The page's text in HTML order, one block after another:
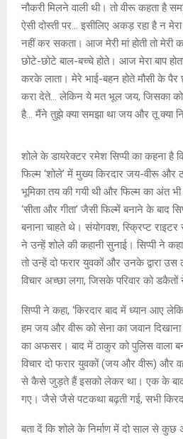
नौकरी मिलने वाली थी। तो वीरू कहता है
ऐसी दोस्ती पर… इसीलिए अकड़ रहा है न
नहीं कर सकता। आज मेरी मां होती तो मेरी
छोटे-छोटे बाल-बच्चे होते। आज मेरा बाप
करके लाता। मेरे भाई-बहन होते मौसी के पैर
करा देते… लेकिन ये मत भूल जय, जिसका कोई
है… मैंने तुझे क्या समझा था जय और तू क्या
शोले के डायरेक्टर रमेश सिप्पी का कहना है
फिल्म ‘शोले’ में मुख्य किरदार जय-वीरू और
भूमिका तय की गयी थी और फिल्म का अंत
‘सीता और गीता’ जैसी फिल्में बनाने के बाद
बनाना चाहते थे। संयोगवश, स्क्रिप्ट
ने उन्हें शोले की कहानी सुनाई। सिप्पी ने
तो उन्हें दो फरार युवकों और उनके द्वारा
विचार अच्छा लगा, जिसके परिवार को डकैतों
सिप्पी ने कहा, ‘किरदार बाद में ध्यान आए
हम जय और वीरू को सेना का जवान
का अफसर। बाद में ठाकुर को पुलिस वाला
विचार दो फरार युवकों (जय और वीरू) और
से कैसे जुड़ते हैं इसको लेकर था। एक के
गए। जैसे जैसे पटकथा बढ़ती गई, सभी
बता दें कि शोले के निर्माण में दो साल से